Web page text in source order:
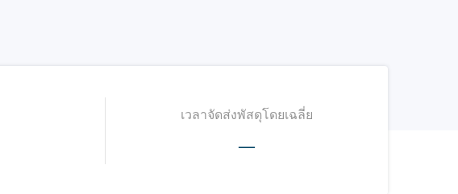
เวลาจัดส่งพัสดุโดยเฉลี่ย
—